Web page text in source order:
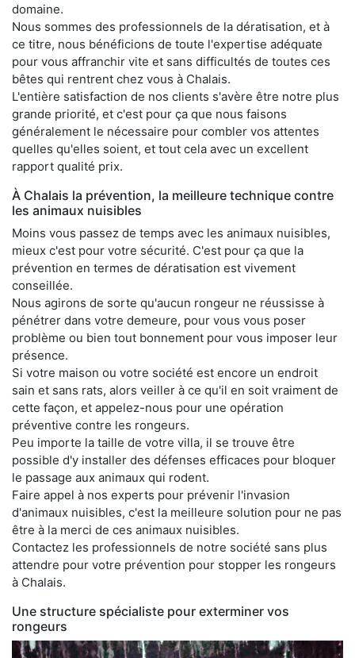
domaine.
Nous sommes des professionnels de la dératisation, et à
ce titre, nous bénéficions de toute l'expertise adéquate
pour vous affranchir vite et sans difficultés de toutes ces
bêtes qui rentrent chez vous à Chalais.
L'entière satisfaction de nos clients s'avère être notre plus
grande priorité, et c'est pour ça que nous faisons
généralement le nécessaire pour combler vos attentes
quelles qu'elles soient, et tout cela avec un excellent
rapport qualité prix.
À Chalais la prévention, la meilleure technique contre
les animaux nuisibles
Moins vous passez de temps avec les animaux nuisibles,
mieux c'est pour votre sécurité. C'est pour ça que la
prévention en termes de dératisation est vivement
conseillée.
Nous agirons de sorte qu'aucun rongeur ne réussisse à
pénétrer dans votre demeure, pour vous vous poser
problème ou bien tout bonnement pour vous imposer leur
présence.
Si votre maison ou votre société est encore un endroit
sain et sans rats, alors veiller à ce qu'il en soit vraiment de
cette façon, et appelez-nous pour une opération
préventive contre les rongeurs.
Peu importe la taille de votre villa, il se trouve être
possible d'y installer des défenses efficaces pour bloquer
le passage aux animaux qui rodent.
Faire appel à nos experts pour prévenir l'invasion
d'animaux nuisibles, c'est la meilleure solution pour ne pas
être à la merci de ces animaux nuisibles.
Contactez les professionnels de notre société sans plus
attendre pour votre prévention pour stopper les rongeurs
à Chalais.
Une structure spécialiste pour exterminer vos
rongeurs